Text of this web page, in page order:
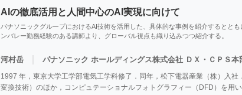
AIの徹底活用と人間中心のAI実現に向けて
パナソニックグループにおけるAI技術を活用した、具体的な事例を紹介するとと
ンバレー勤務経験のある講師より、グローバル視点も織り込みつつ紹介する。
河村岳 パナソニック ホールディングス株式会社 ＤＸ・ＣＰＳ本
1997 年，東京大学工学部電気工学科修了．同年，松下電器産業（株）入
変換技術）のほか，コンピュテーショナルフォトグラフィー（DFD）を用